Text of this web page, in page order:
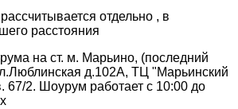
отдельно , в
расстояния
на ст. м. Марьино, (последний
д.102А, ТЦ "Марьинский
67/2. Шоурум работает с 10:00 до